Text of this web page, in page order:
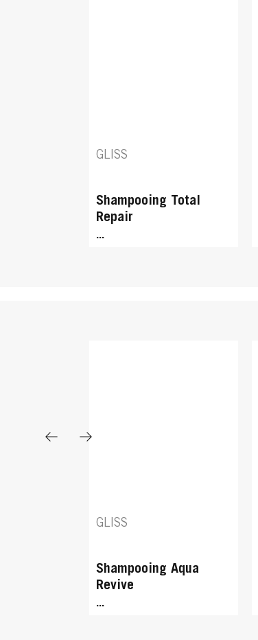
GLISS
Shampooing Total
Repair
...
...
GLISS
Shampooing Aqua
Revive
...